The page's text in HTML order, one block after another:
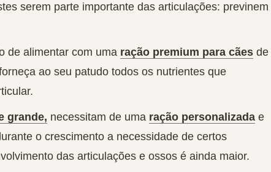
serem parte importante das articulações: previnem
de alimentar com uma ração premium para cães de
ao seu patudo todos os nutrientes que
grande, necessitam de uma ração personalizada e
o crescimento a necessidade de certos
das articulações e ossos é ainda maior.